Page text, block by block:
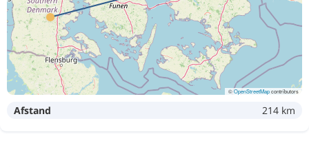
©OpenStreetMapcontributors
Afstand 214 km